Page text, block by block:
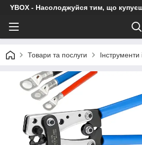
YBOX - Насолоджуйся тим, що
Товари та послуги